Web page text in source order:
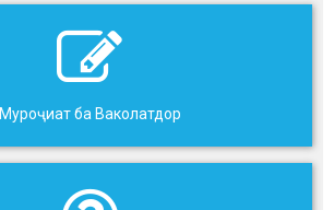
Муроҷиат ба Ваколатдор